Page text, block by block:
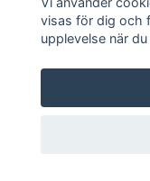
2
visas för dig och
upplevelse när